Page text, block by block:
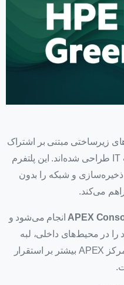
زیرساختی مبتنی بر اشتراک
است که با هدف ساده‌سازی مدیریت IT طراحی شده‌اند. این پلتفرم
ذخیره‌سازی و شبکه را بدون
می‌کند.
APEX انجام می‌شود و
را در محیط‌های داخلی، لبه
شبکه یا حتی ابر عمومی اجرا کنند. تمرکز APEX بیشتر بر استقرار